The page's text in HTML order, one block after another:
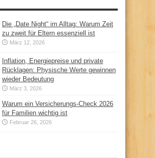
Die „Date Night“ im Alltag: Warum Zeit
zu zweit für Eltern essenziell ist
März 12, 2026
Inflation, Energiepreise und private
Rücklagen: Physische Werte gewinnen
wieder Bedeutung
März 3, 2026
Warum ein Versicherungs-Check 2026
für Familien wichtig ist
Februar 26, 2026